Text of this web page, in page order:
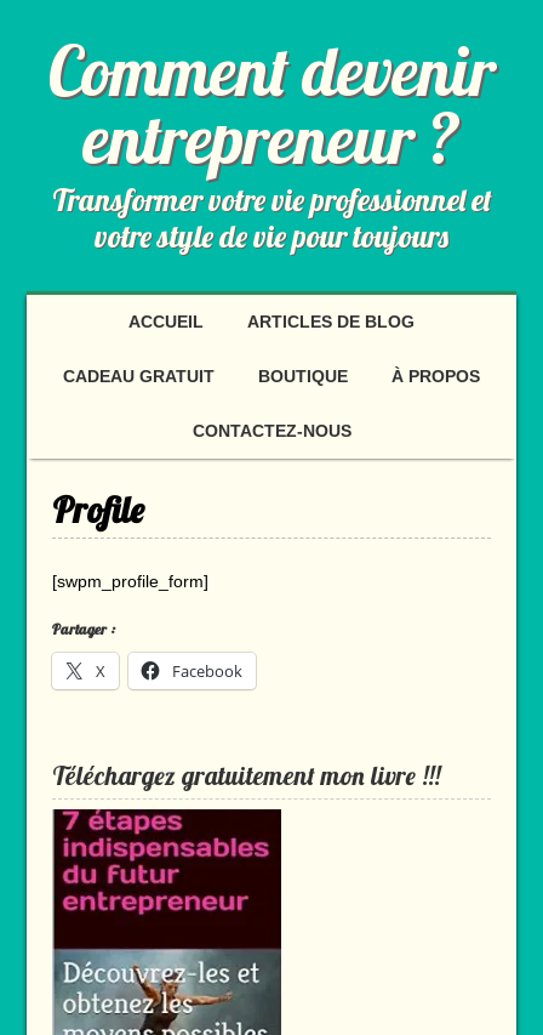
Comment devenir
entrepreneur ?
Transformer votre vie professionnel et
votre style de vie pour toujours
ACCUEIL ARTICLES DE BLOG
CADEAU GRATUIT BOUTIQUE À PROPOS
CONTACTEZ-NOUS
Profile
[swpm_profile_form]
Partager :
X Facebook
Téléchargez gratuitement mon livre !!!